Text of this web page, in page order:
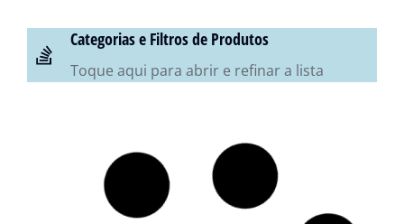
Categorias e Filtros de Produtos
Toque aqui para abrir e refinar a lista